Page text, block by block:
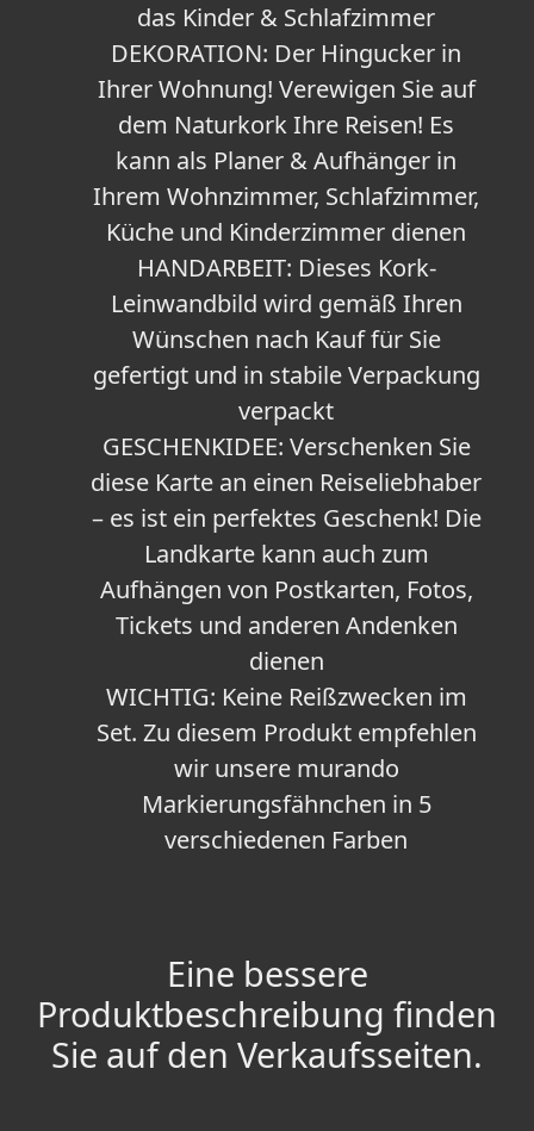
das Kinder & Schlafzimmer
DEKORATION: Der Hingucker in
Ihrer Wohnung! Verewigen Sie auf
dem Naturkork Ihre Reisen! Es
kann als Planer & Aufhänger in
Ihrem Wohnzimmer, Schlafzimmer,
Küche und Kinderzimmer dienen
HANDARBEIT: Dieses Kork-
Leinwandbild wird gemäß Ihren
Wünschen nach Kauf für Sie
gefertigt und in stabile Verpackung
verpackt
GESCHENKIDEE: Verschenken Sie
diese Karte an einen Reiseliebhaber
– es ist ein perfektes Geschenk! Die
Landkarte kann auch zum
Aufhängen von Postkarten, Fotos,
Tickets und anderen Andenken
dienen
WICHTIG: Keine Reißzwecken im
Set. Zu diesem Produkt empfehlen
wir unsere murando
Markierungsfähnchen in 5
verschiedenen Farben
Eine bessere
Produktbeschreibung finden
Sie auf den Verkaufsseiten.